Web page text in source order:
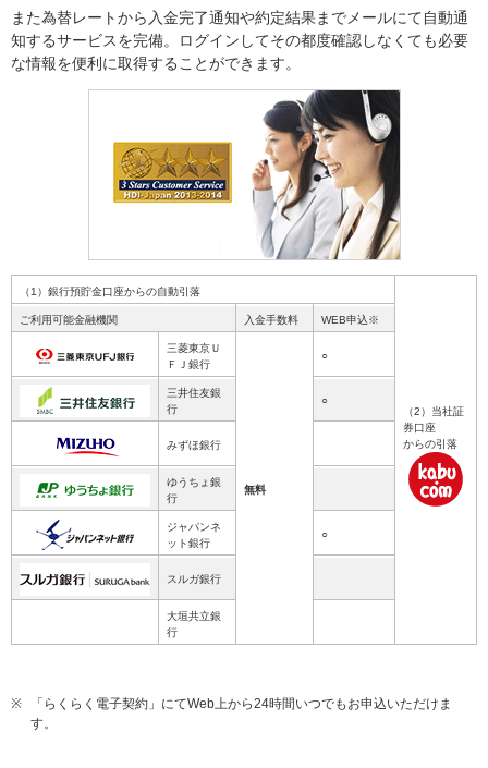
また為替レートから入金完了通知や約定結果までメールにて自動通
知するサービスを完備。ログインしてその都度確認しなくても必要
な情報を便利に取得することができます。
（1）銀行預貯金口座からの自動引落
（2）当社証
券口座
からの引落
ご利用可能金融機関 入金手数料 WEB申込※
三菱東京Ｕ
ＦＪ銀行
無料
○
三井住友銀
行
○
みずほ銀行
ゆうちょ銀
行
ジャパンネ
ット銀行
○
スルガ銀行
大垣共立銀
行
※
「らくらく電子契約」にてWeb上から24時間いつでもお申込いただけま
す。